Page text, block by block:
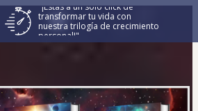
"¡Estás a un solo click de
transformar tu vida con
nuestra trilogía de crecimiento
personal!"